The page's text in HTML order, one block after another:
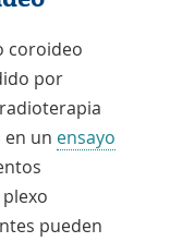
coroideo
por
un ensayo
pueden